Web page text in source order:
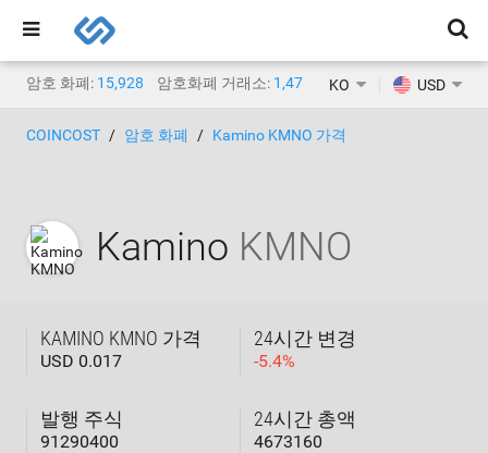
암호 화폐: 15,928 암호화폐 거래소: 1,471 KO USD
COINCOST 암호 화폐 Kamino KMNO 가격
Kamino KMNO
KAMINO KMNO 가격
USD 0.017
24시간 변경
-5.4%
발행 주식
91290400
24시간 총액
4673160